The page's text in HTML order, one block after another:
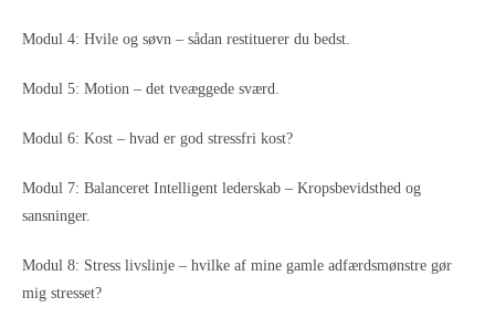
Modul 4: Hvile og søvn – sådan restituerer du bedst.
Modul 5: Motion – det tveæggede sværd.
Modul 6: Kost – hvad er god stressfri kost?
Modul 7: Balanceret Intelligent lederskab – Kropsbevidsthed og
sansninger.
Modul 8: Stress livslinje – hvilke af mine gamle adfærdsmønstre gør
mig stresset?